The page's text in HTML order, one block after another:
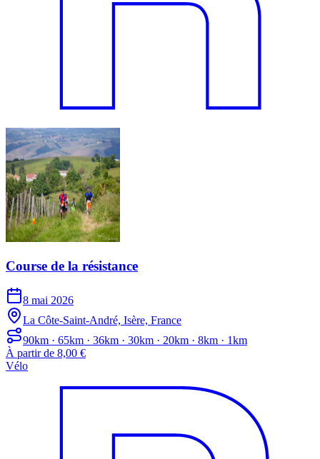
Course de la résistance
8 mai 2026
La Côte-Saint-André, Isère, France
90km · 65km · 36km · 30km · 20km · 8km · 1km
À partir de 8,00 €
Vélo